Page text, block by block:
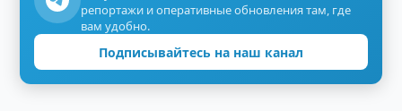
репортажи и оперативные обновления там, где
вам удобно.
Подписывайтесь на наш канал